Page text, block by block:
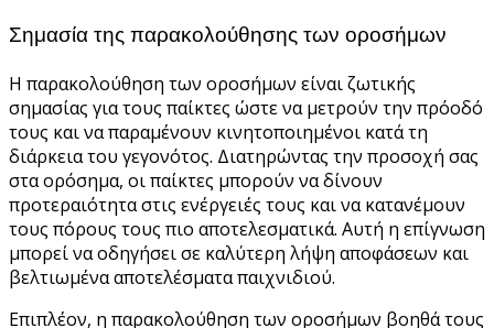
Σημασία της παρακολούθησης των οροσήμων
Η παρακολούθηση των οροσήμων είναι ζωτικής
σημασίας για τους παίκτες ώστε να μετρούν την πρόοδό
τους και να παραμένουν κινητοποιημένοι κατά τη
διάρκεια του γεγονότος. Διατηρώντας την προσοχή σας
στα ορόσημα, οι παίκτες μπορούν να δίνουν
προτεραιότητα στις ενέργειές τους και να κατανέμουν
τους πόρους τους πιο αποτελεσματικά. Αυτή η επίγνωση
μπορεί να οδηγήσει σε καλύτερη λήψη αποφάσεων και
βελτιωμένα αποτελέσματα παιχνιδιού.
Επιπλέον, η παρακολούθηση των οροσήμων βοηθά τους